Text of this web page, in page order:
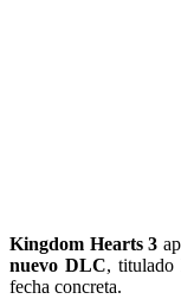
Kingdom Hearts 3
nuevo DLC, titulado
fecha concreta.